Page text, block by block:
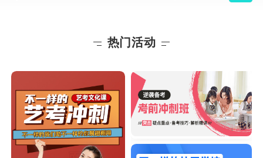
热门活动